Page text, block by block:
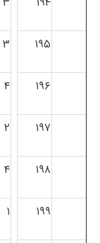
۱۹۵ ۳
۱۹۶ ۴
۱۹۷ ۲
۱۹۸ ۴
۱۹۹ ۱